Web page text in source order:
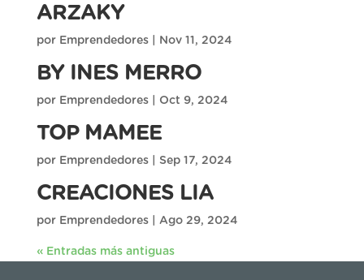
ARZAKY
por Emprendedores| Nov 11, 2024
BY INES MERRO
por Emprendedores| Oct 9, 2024
TOP MAMEE
por Emprendedores| Sep 17, 2024
CREACIONES LIA
por Emprendedores| Ago 29, 2024
« Entradas más antiguas